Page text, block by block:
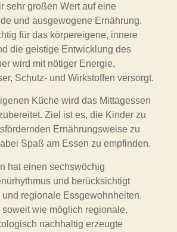
sehr großen Wert auf eine
und ausgewogene Ernährung.
für das körpereigene, innere
die geistige Entwicklung des
wird mit nötiger Energie,
Schutz- und Wirkstoffen versorgt.
Küche wird das Mittagessen
Ziel ist es, die Kinder zu
Ernährungsweise zu
Spaß am Essen zu empfinden.
hat einen sechswöchig
und berücksichtigt
regionale Essgewohnheiten.
wie möglich regionale,
nachhaltig erzeugte